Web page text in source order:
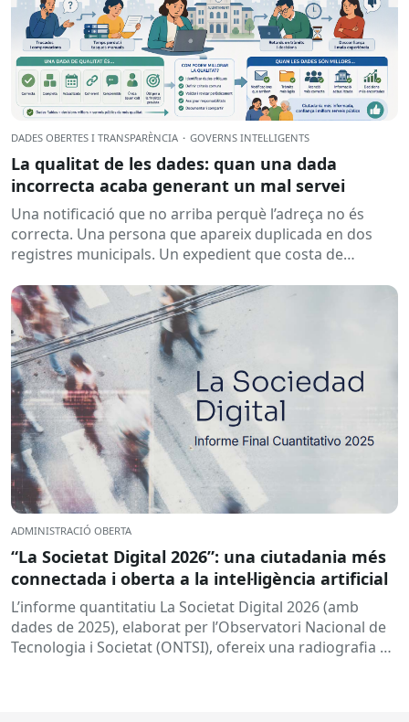
DADES OBERTES I TRANSPARÈNCIA · GOVERNS INTEL·LIGENTS
La qualitat de les dades: quan una dada
incorrecta acaba generant un mal servei
Una notificació que no arriba perquè l’adreça no és
correcta. Una persona que apareix duplicada en dos
registres municipals. Un expedient que costa de
ADMINISTRACIÓ OBERTA
“La Societat Digital 2026”: una ciutadania més
connectada i oberta a la intel·ligència artificial
L’informe quantitatiu La Societat Digital 2026 (amb
dades de 2025), elaborat per l’Observatori Nacional de
Tecnologia i Societat (ONTSI), ofereix una radiografia de